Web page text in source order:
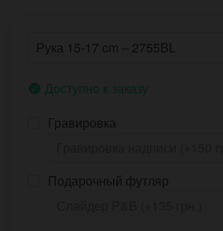
Доступно к заказу
Гравировка
Подарочный футляр